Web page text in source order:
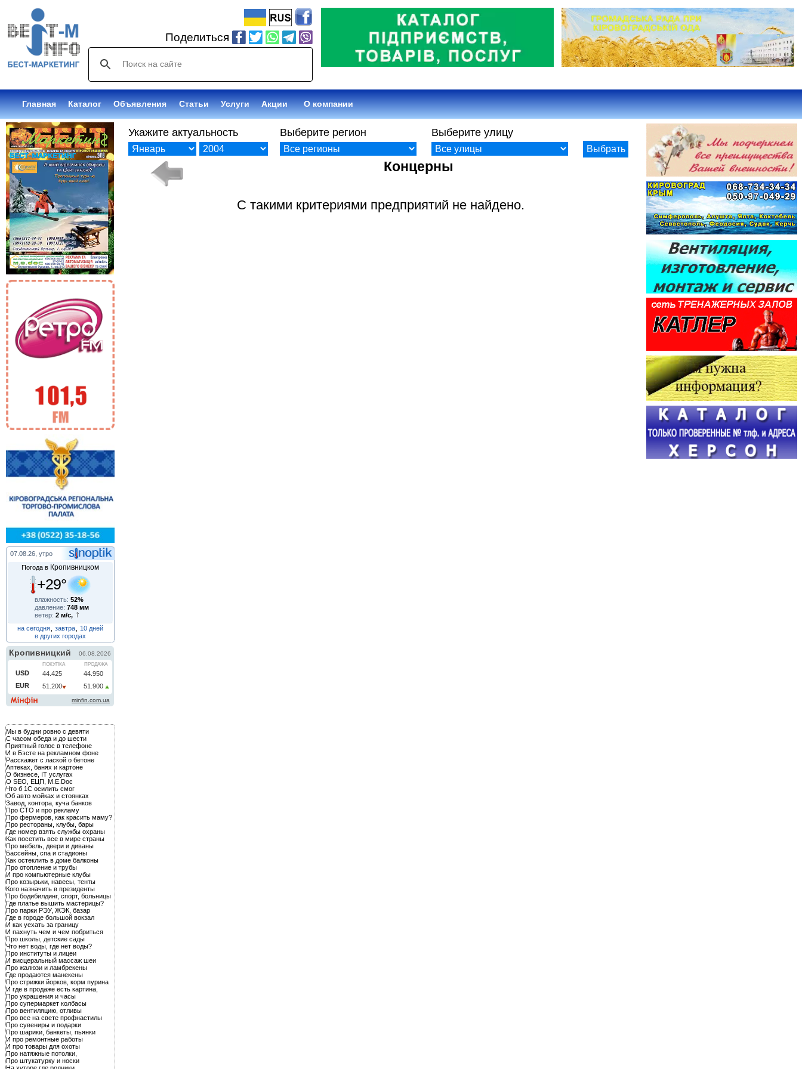
Поделиться
Главная Каталог Бесплатные Статьи Услуги Скидки О компании
07.08.26, утро
Погода в Кропивницком
+29°
влажность:52%
давление:748 мм
ветер:2 м/с,
на сегодня
завтра
10 дней
в других городах
Мы в будни ровно с девяти
С часом обеда и до шести
Приятный голос в телефоне
И в Бэсте на рекламном фоне
Расскажет с лаской о бетоне
Аптеках, банях и картоне
О бизнесе, IT услугах
О SEO, ЕЦП, M.E.Doc
Что б 1С осилить смог
Об авто мойках и стоянках
Завод, контора, куча банков
Про СТО и про рекламу
Про фермеров, как красить маму?
Про рестораны, клубы, бары
Где номер взять службы охраны
Как посетить все в мире страны
Про мебель, двери и диваны
Бассейны, спа и стадионы
Как остеклить в доме балконы
Про отопление и трубы
И про компьютерные клубы
Про козырьки, навесы, тенты
Кого назначить в президенты
Про бодибилдинг, спорт, больницы
Где платье вышить мастерицы?
Про парки РЭУ, ЖЭК, базар
Где в городе большой вокзал
И как уехать за границу
И пахнуть чем и чем побриться
Про школы, детские сады
Что нет воды, где нет воды?
Про институты и лицеи
И висцеральный массаж шеи
Про жалюзи и ламбрекены
Где продаются манекены
Про стрижки йорков, корм пурина
И где в продаже есть картина,
Про украшения и часы
Про супермаркет колбасы
Про вентиляцию, отливы
Про все на свете профнастилы
Про сувениры и подарки
Про шарики, банкеты, пьянки
И про ремонтные работы
И про товары для охоты
Про натяжные потолки,
Про штукатурку и носки
Укажите актуальность Выберите регион Выберите улицу
Концерны
С такими критериями предприятий не найдено.